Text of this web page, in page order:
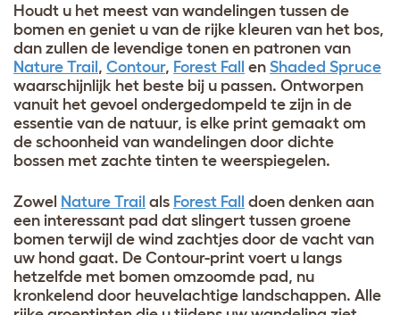
Houdt u het meest van wandelingen tussen de
bomen en geniet u van de rijke kleuren van het bos,
dan zullen de levendige tonen en patronen van
Nature Trail, Contour, Forest Fall en Shaded Spruce
waarschijnlijk het beste bij u passen. Ontworpen
vanuit het gevoel ondergedompeld te zijn in de
essentie van de natuur, is elke print gemaakt om
de schoonheid van wandelingen door dichte
bossen met zachte tinten te weerspiegelen.
Zowel Nature Trail als Forest Fall doen denken aan
een interessant pad dat slingert tussen groene
bomen terwijl de wind zachtjes door de vacht van
uw hond gaat. De Contour-print voert u langs
hetzelfde met bomen omzoomde pad, nu
kronkelend door heuvelachtige landschappen. Alle